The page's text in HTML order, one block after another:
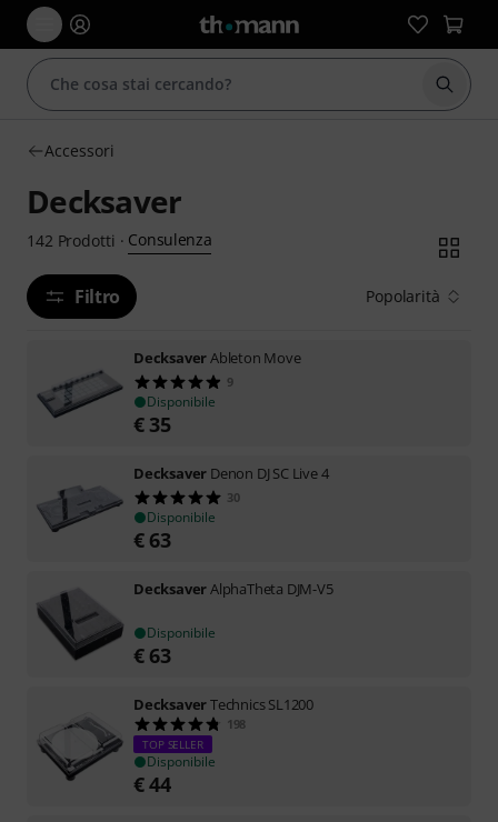
Accessori
Decksaver
142 Prodotti · Consulenza
Filtro Popolarità
DecksaverAbleton Move
9
Disponibile
€ 35
Decksaver Denon DJ SC Live 4
30
Disponibile
€ 63
DecksaverAlphaTheta DJM-V5
Disponibile
€ 63
DecksaverTechnics SL1200
198
TOP SELLER
Disponibile
€44